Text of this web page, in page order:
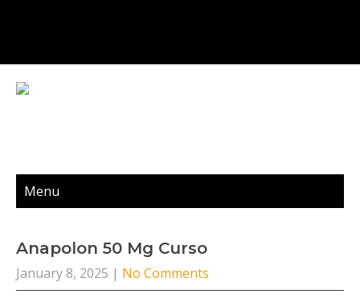
Menu
Anapolon 50 Mg Curso
January 8, 2025 | No Comments